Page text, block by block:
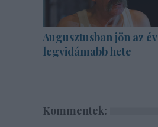
Augusztusban jön az év
legvidámabb hete
Kommentek: